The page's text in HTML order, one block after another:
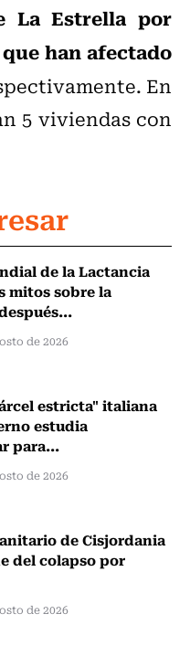
La Estrella por
han afectado
En
5 viviendas con
de la Lactancia
mitos sobre la
de 2026
estricta" italiana
estudia
para...
de 2026
de Cisjordania
del colapso por
de 2026